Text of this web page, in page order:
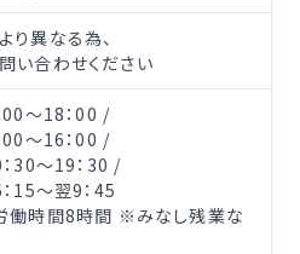
り異なる為、
い合わせください
00～18：00 /
00～16：00 /
30～19：30 /
15～翌9：45
働時間8時間 ※みなし残業な